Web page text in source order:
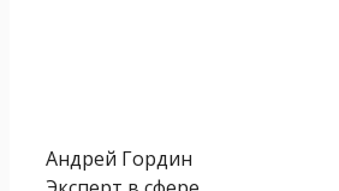
Андрей Гордин